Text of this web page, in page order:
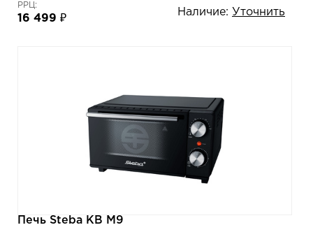
РРЦ:
16 499 ₽
Наличие: Уточнить
Печь Steba KB M9